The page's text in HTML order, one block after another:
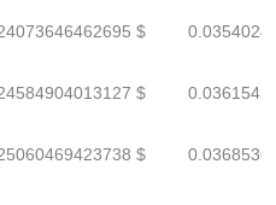
$
$
$